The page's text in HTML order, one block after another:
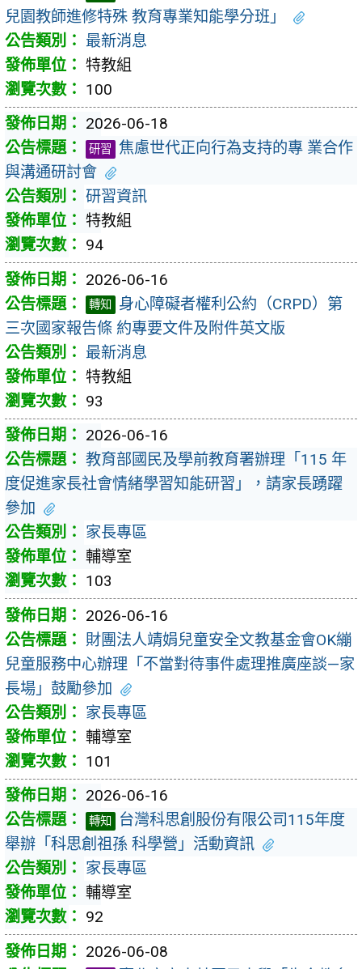
兒園教師進修特殊 教育專業知能學分班」
最新消息
特教組
100
2026-06-18
研習 焦慮世代正向行為支持的專 業合作
與溝通研討會
研習資訊
特教組
94
2026-06-16
轉知
身心障礙者權利公約（CRPD）第
三次國家報告條 約專要文件及附件英文版
最新消息
特教組
93
2026-06-16
教育部國民及學前教育署辦理「115 年
度促進家長社會情緒學習知能研習」，請家長踴躍
參加
家長專區
輔導室
103
2026-06-16
財團法人靖娟兒童安全文教基金會OK繃
兒童服務中心辦理「不當對待事件處理推廣座談—家
長場」鼓勵參加
家長專區
輔導室
101
2026-06-16
轉知
台灣科思創股份有限公司115年度
舉辦「科思創祖孫 科學營」活動資訊
家長專區
輔導室
92
2026-06-08